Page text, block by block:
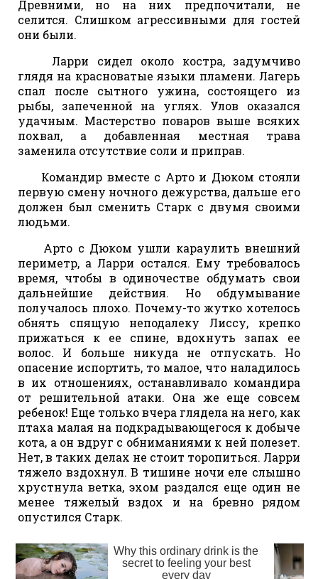
Древними, но на них предпочитали, не
селится. Слишком агрессивными для гостей
они были.
Ларри сидел около костра, задумчиво
глядя на красноватые языки пламени. Лагерь
спал после сытного ужина, состоящего из
рыбы, запеченной на углях. Улов оказался
удачным. Мастерство поваров выше всяких
похвал, а добавленная местная трава
заменила отсутствие соли и приправ.
Командир вместе с Арто и Дюком стояли
первую смену ночного дежурства, дальше его
должен был сменить Старк с двумя своими
людьми.
Арто с Дюком ушли караулить внешний
периметр, а Ларри остался. Ему требовалось
время, чтобы в одиночестве обдумать свои
дальнейшие действия. Но обдумывание
получалось плохо. Почему-то жутко хотелось
обнять спящую неподалеку Лиссу, крепко
прижаться к ее спине, вдохнуть запах ее
волос. И больше никуда не отпускать. Но
опасение испортить, то малое, что наладилось
в их отношениях, останавливало командира
от решительной атаки. Она же еще совсем
ребенок! Еще только вчера глядела на него, как
птаха малая на подкрадывающегося к добыче
кота, а он вдруг с обниманиями к ней полезет.
Нет, в таких делах не стоит торопиться. Ларри
тяжело вздохнул. В тишине ночи еле слышно
хрустнула ветка, эхом раздался еще один не
менее тяжелый вздох и на бревно рядом
опустился Старк.